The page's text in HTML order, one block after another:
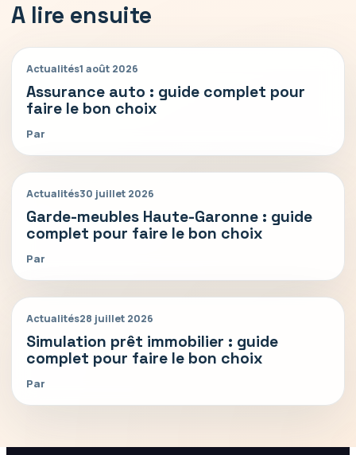
A lire ensuite
Actualités1 août 2026
Assurance auto : guide complet pour
faire le bon choix
Par
Actualités30 juillet 2026
Garde-meubles Haute-Garonne : guide
complet pour faire le bon choix
Par
Actualités28 juillet 2026
Simulation prêt immobilier : guide
complet pour faire le bon choix
Par